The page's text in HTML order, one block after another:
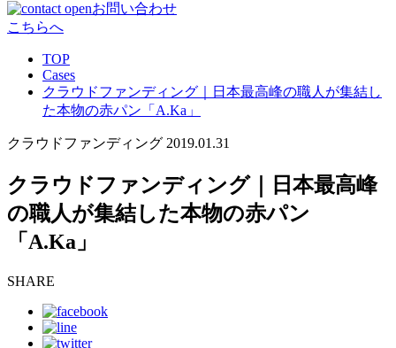
お問い合わせ
こちらへ
TOP
Cases
クラウドファンディング｜日本最高峰の職人が集結し
た本物の赤パン「A.Ka」
クラウドファンディング 2019.01.31
クラウドファンディング｜日本最高峰
の職人が集結した本物の赤パン
「A.Ka」
SHARE